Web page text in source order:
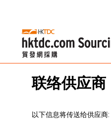
联络供应商
以下信息将传送给供应商: